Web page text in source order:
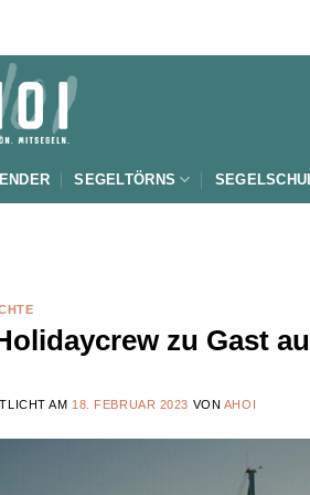
SEGELTÖRNS
zu Gast
AM 18. FEBRUAR 2023 VON AHOI